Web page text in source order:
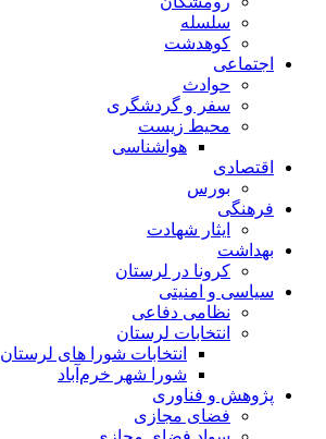
سلسله
کوهدشت
اجتماعی
حوادث
سفر و گردشگری
محیط زیست
هواشناسی
اقتصادی
بورس
فرهنگی
ایثار شهادت
بهداشت
کرونا در لرستان
سیاسی و امنیتی
نظامی دفاعی
انتخابات لرستان
انتخابات شورا های لرستان
شورا شهر خرم‌آباد
پژوهش و فناوری
فضای مجازی